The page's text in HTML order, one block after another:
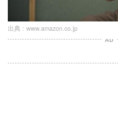
出典 : www.amazon.co.jp
AD